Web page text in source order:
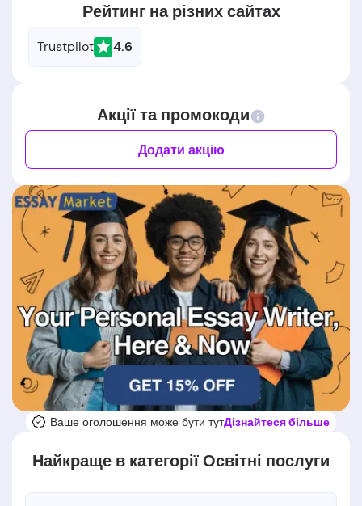
Рейтинг на різних сайтах
Trustpilot 4.6
Акції та промокоди
Додати акцію
Ваше оголошення може бути тутДізнайтеся більше
Найкраще в категорії Освітні послуги